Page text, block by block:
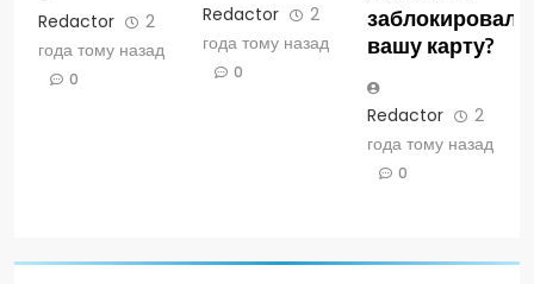
Redactor
2
года тому назад
0
Redactor
2
года тому назад
0
заблокировал
вашу карту?
Redactor
2
года тому назад
0